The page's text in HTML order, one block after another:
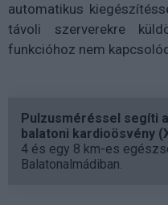
automatikus
távoli szerverekre
funkcióhoz nem
Pulzusméréssel segíti
balatoni kardioösvény
4 és egy 8 km-es
Balatonalmádiban.